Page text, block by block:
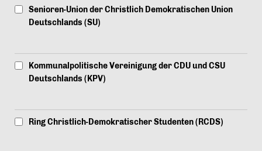
Senioren-Union der Christlich Demokratischen Union
Deutschlands (SU)
Kommunalpolitische Vereinigung der CDU und CSU
Deutschlands (KPV)
Ring Christlich-Demokratischer Studenten (RCDS)